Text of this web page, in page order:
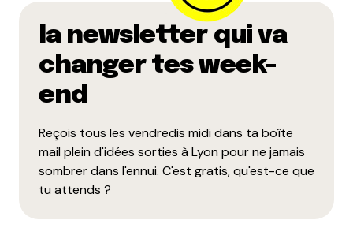
Si je gagne le package de visites, je promets de ne
pas perdre volontairement mes enfants dans le
labyrinthe ?
1 juin 2021 à 12 h 25 min
Répondre
Si je gagne le package de visites, je promets de
cruncher ma ville à pleines dents.
Velot
1 juin 2021 à 12 h 26 min
la newsletter qui va
changer tes week-
end
Reçois tous les vendredis midi dans ta boîte
mail plein d'idées sorties à Lyon pour ne jamais
sombrer dans l'ennui. C'est gratis, qu'est-ce que
tu attends ?